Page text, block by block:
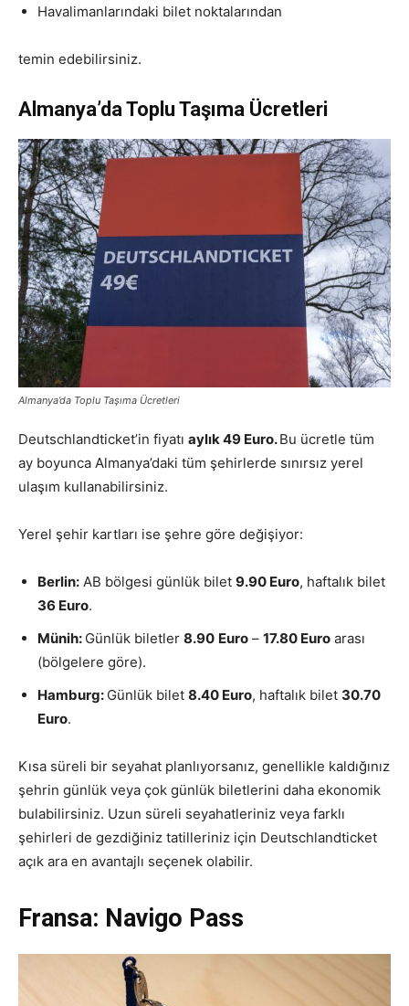
Havalimanlarındaki bilet noktalarından
temin edebilirsiniz.
Almanya’da Toplu Taşıma Ücretleri
Almanya’da Toplu Taşıma Ücretleri
Deutschlandticket’in fiyatı aylık 49 Euro.Bu ücretle tüm
ay boyunca Almanya’daki tüm şehirlerde sınırsız yerel
ulaşım kullanabilirsiniz.
Yerel şehir kartları ise şehre göre değişiyor:
Berlin: AB bölgesi günlük bilet 9.90 Euro, haftalık bilet
36 Euro.
Münih: Günlük biletler 8.90 Euro – 17.80 Euro arası
(bölgelere göre).
Hamburg: Günlük bilet 8.40 Euro, haftalık bilet 30.70
Euro.
Kısa süreli bir seyahat planlıyorsanız, genellikle kaldığınız
şehrin günlük veya çok günlük biletlerini daha ekonomik
bulabilirsiniz. Uzun süreli seyahatleriniz veya farklı
şehirleri de gezdiğiniz tatilleriniz için Deutschlandticket
açık ara en avantajlı seçenek olabilir.
Fransa: Navigo Pass